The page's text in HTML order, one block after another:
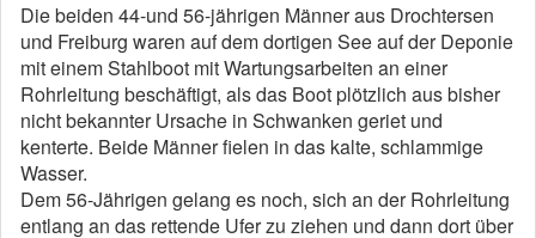
Die beiden 44-und 56-jährigen Männer aus Drochtersen
und Freiburg waren auf dem dortigen See auf der Deponie
mit einem Stahlboot mit Wartungsarbeiten an einer
Rohrleitung beschäftigt, als das Boot plötzlich aus bisher
nicht bekannter Ursache in Schwanken geriet und
kenterte. Beide Männer fielen in das kalte, schlammige
Wasser.
Dem 56-Jährigen gelang es noch, sich an der Rohrleitung
entlang an das rettende Ufer zu ziehen und dann dort über